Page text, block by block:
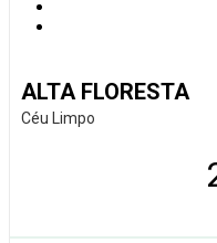
ALTA FLORESTA
Céu Limpo